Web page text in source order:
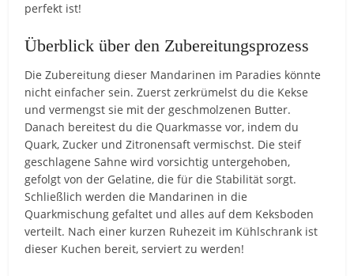
perfekt ist!
Überblick über den Zubereitungsprozess
Die Zubereitung dieser Mandarinen im Paradies könnte
nicht einfacher sein. Zuerst zerkrümelst du die Kekse
und vermengst sie mit der geschmolzenen Butter.
Danach bereitest du die Quarkmasse vor, indem du
Quark, Zucker und Zitronensaft vermischst. Die steif
geschlagene Sahne wird vorsichtig untergehoben,
gefolgt von der Gelatine, die für die Stabilität sorgt.
Schließlich werden die Mandarinen in die
Quarkmischung gefaltet und alles auf dem Keksboden
verteilt. Nach einer kurzen Ruhezeit im Kühlschrank ist
dieser Kuchen bereit, serviert zu werden!